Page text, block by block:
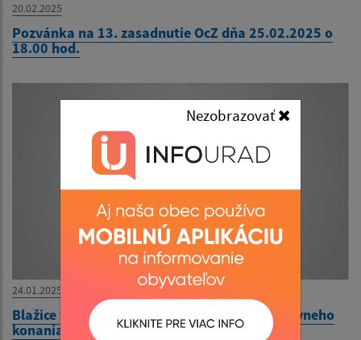
Nezobrazovať
20.02.2025
Pozvánka na 13. zasadnutie OcZ dňa 25.02.2025 o
18.00 hod.
24.01.2025
Blažice vodovod oznámenie o začatí vodoprávneho
konania